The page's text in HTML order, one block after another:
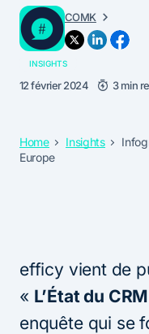
COMK
INSIGHTS
12 février 2024 3 min
Home Insights
Europe
efficy vient de
« L’État du
enquête qui se